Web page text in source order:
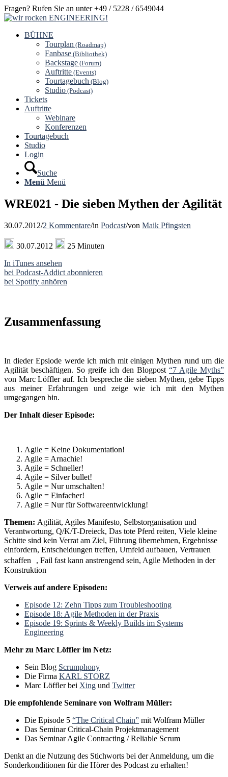
Fragen? Rufen Sie an unter +49 / 5228 / 6549044
BÜHNE
Tourplan (Roadmap)
Fanbase (Bibliothek)
Backstage (Forum)
Auftritte (Events)
Tourtagebuch (Blog)
Studio (Podcast)
Tickets
Auftritte
Webinare
Konferenzen
Tourtagebuch
Studio
Login
Suche
Menü Menü
WRE021 - Die sieben Mythen der Agilität
30.07.2012/2 Kommentare/in Podcast/von Maik Pfingsten
30.07.2012
25 Minuten
In iTunes ansehen
bei Podcast-Addict abonnieren
bei Spotify anhören
Zusammenfassung
In dieder Epsiode werde ich mich mit einigen Mythen rund um die
Agilität beschäftigen. So greife ich den Blogpost “7 Agile Myths”
von Marc Löffler auf. Ich bespreche die sieben Mythen, gebe Tipps
aus meiner Erfahrungen und zeige wie ich mit den Mythen
umgegangen bin.
Der Inhalt dieser Episode:
Agile = Keine Dokumentation!
Agile = Arnachie!
Agile = Schneller!
Agile = Silver bullet!
Agile = Nur umschalten!
Agile = Einfacher!
Agile = Nur für Softwareentwicklung!
Themen: Agilität, Agiles Manifesto, Selbstorganisation und
Verantwortung, Q/K/T-Dreieck, Das tote Pferd reiten, Viele kleine
Schitte sind kein Verrat am Ziel, Führung übernehmen, Ergebnisse
einfordern, Entscheidungen treffen, Umfeld aufbauen, Vertrauen
schaffen , Fail fast kann anstrengend sein, Agile Methoden in der
Konstruktion
Verweis auf andere Episoden:
Episode 12: Zehn Tipps zum Troubleshooting
Episode 18: Agile Methoden in der Praxis
Episode 19: Sprints & Weekly Builds im Systems
Engineering
Mehr zu Marc Löffler im Netz:
Sein Blog Scrumphony
Die Firma KARL STORZ
Marc Löffler bei Xing und Twitter
Die empfohlende Seminare von Wolfram Müller:
Die Episode 5 “The Critical Chain” mit Wolfram Müller
Das Seminar Critical-Chain Projektmanagement
Das Seminar Agile Contracting / Reliable Scrum
Denkt an die Nutzung des Stichworts bei der Anmeldung, um die
Sonderkonditionen für die Hörer des Podcast zu erhalten!